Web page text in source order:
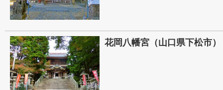
花岡八幡宮（山口県下松市）